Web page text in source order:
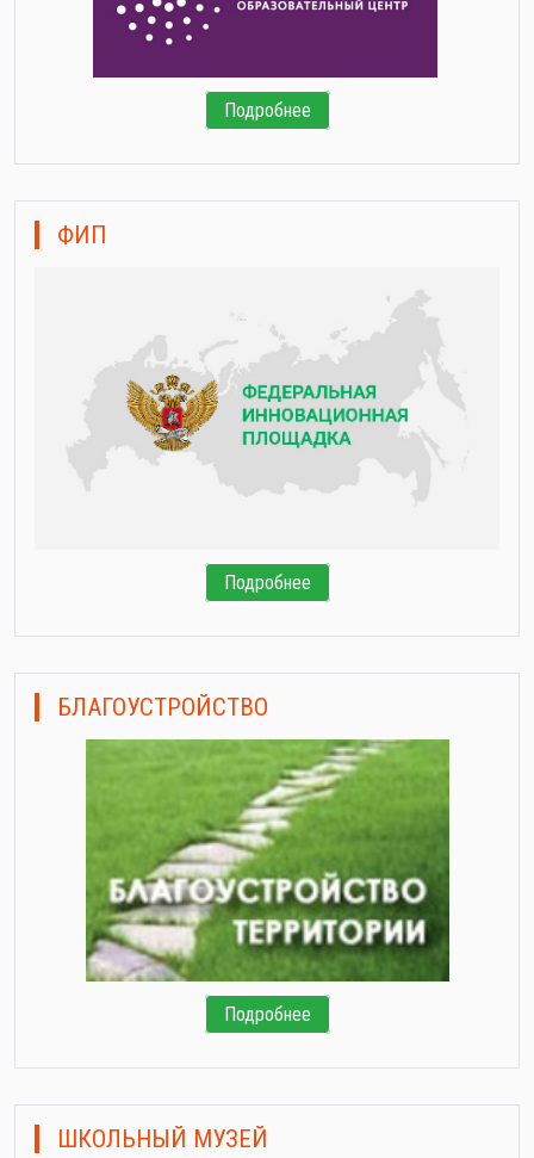
Подробнее
ФИП
Подробнее
БЛАГОУСТРОЙСТВО
Подробнее
ШКОЛЬНЫЙ МУЗЕЙ